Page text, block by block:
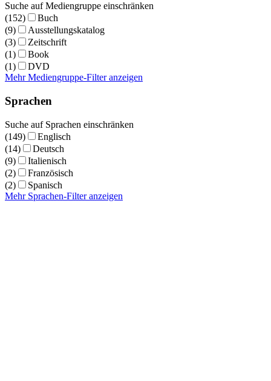
Suche auf Mediengruppe einschränken
(152)
Buch
(9)
Ausstellungskatalog
(3)
Zeitschrift
(1)
Book
(1)
DVD
Mehr Mediengruppe-Filter anzeigen
Sprachen
Suche auf Sprachen einschränken
(149)
Englisch
(14)
Deutsch
(9)
Italienisch
(2)
Französisch
(2)
Spanisch
Mehr Sprachen-Filter anzeigen